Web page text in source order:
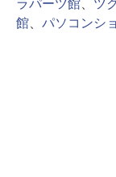
ラパーツ館、 ツ
館
パソコンシ